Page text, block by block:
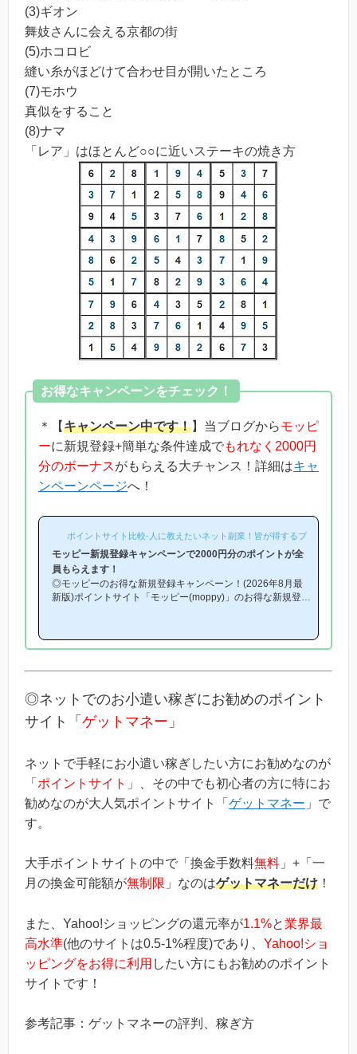
(3)ギオン
舞妓さんに会える京都の街
(5)ホコロビ
縫い糸がほどけて合わせ目が開いたところ
(7)モホウ
真似をすること
(8)ナマ
「レア」はほとんど○○に近いステーキの焼き方
お得なキャンペーンをチェック！
＊【キャンペーン中です！】当ブログからモッピ
ーに新規登録+簡単な条件達成でもれなく2000円
分のボーナスがもらえる大チャンス！詳細はキャ
ンペーンページへ！
ポイントサイト比較-人に教えたいネット副業！皆が得するブログ-
モッピー新規登録キャンペーンで2000円分のポイントが全
員もらえます！
◎モッピーのお得な新規登録キャンペーン！(2026年8月最
新版)ポイントサイト「モッピー(moppy)」のお得な新規登録
得に入会できる時期や方法はあるの？」という方は必見で
す！モッピー新規登録キャンペーン内容キャンペーンの内容
う、シンプルなものです。(*ちなみに「2000円分のボーナ
ス」というのは過去のキ...
◎ネットでのお小遣い稼ぎにお勧めのポイント
サイト「 ゲットマネー 」
ネットで手軽にお小遣い稼ぎしたい方にお勧めなのが
「 ポイントサイト 」、その中でも初心者の方に特にお
勧めなのが大人気ポイントサイト「 ゲットマネー 」で
す。
大手ポイントサイトの中で「換金手数料無料 」+「一
月の換金可能額が無制限 」なのはゲットマネーだけ ！
また、Yahoo!ショッピングの還元率が1.1%と業界最
高水準(他のサイトは0.5-1%程度)であり、 Yahoo!ショ
ッピングをお得に利用 したい方にもお勧めのポイント
サイトです！
参考記事：ゲットマネーの評判、稼ぎ方